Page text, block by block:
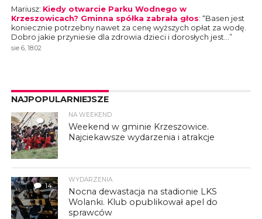
Mariusz: Kiedy otwarcie Parku Wodnego w
Krzeszowicach? Gminna spółka zabrała głos: “Basen jest
koniecznie potrzebny nawet za cenę wyższych opłat za wodę.
Dobro jakie przyniesie dla zdrowia dzieci i dorosłych jest…”
sie 6, 18:02
NAJPOPULARNIEJSZE
4
NA WEEKEND
Weekend w gminie Krzeszowice.
Najciekawsze wydarzenia i atrakcje
14
WYDARZENIA
Nocna dewastacja na stadionie LKS
Wolanki. Klub opublikował apel do
sprawców